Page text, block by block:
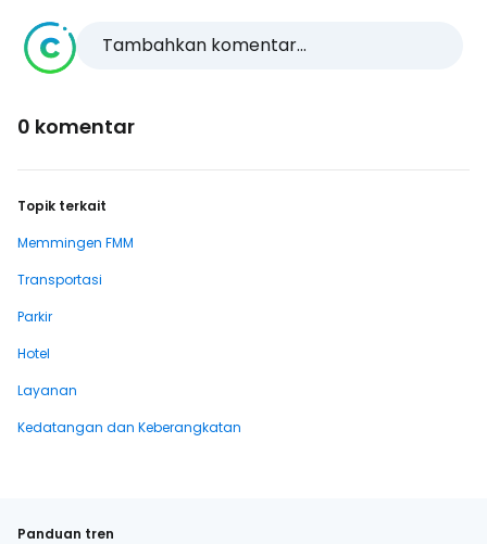
Tambahkan komentar...
0 komentar
Topik terkait
Memmingen FMM
Transportasi
Parkir
Hotel
Layanan
Kedatangan dan Keberangkatan
Panduan tren